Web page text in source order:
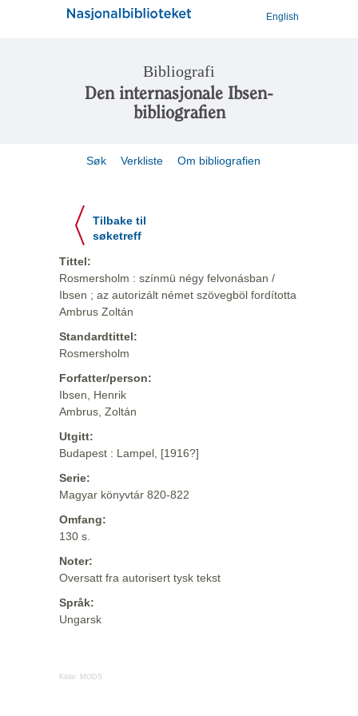
English
Bibliografi
Den internasjonale Ibsen-
bibliografien
Søk Verkliste Om bibliografien
Tilbake til
søketreff
Tittel:
Rosmersholm : színmü négy felvonásban /
Ibsen ; az autorizált német szövegböl fordította
Ambrus Zoltán
Standardtittel:
Rosmersholm
Forfatter/person:
Ibsen, Henrik
Ambrus, Zoltán
Utgitt:
Budapest : Lampel, [1916?]
Serie:
Magyar könyvtár 820-822
Omfang:
130 s.
Noter:
Oversatt fra autorisert tysk tekst
Språk:
Ungarsk
Kilde: MODS